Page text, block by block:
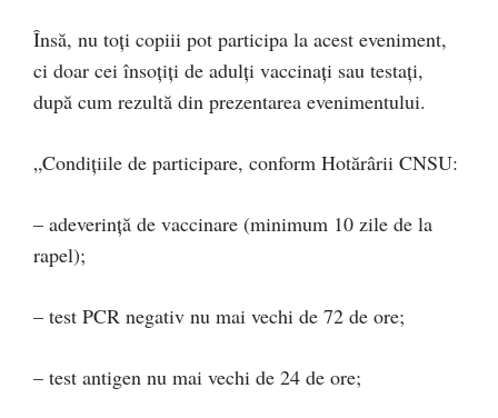
Însă, nu toți copiii pot participa la acest eveniment,
ci doar cei însoțiți de adulți vaccinați sau testați,
după cum rezultă din prezentarea evenimentului.
„Condițiile de participare, conform Hotărârii CNSU:
– adeverință de vaccinare (minimum 10 zile de la
rapel);
– test PCR negativ nu mai vechi de 72 de ore;
– test antigen nu mai vechi de 24 de ore;